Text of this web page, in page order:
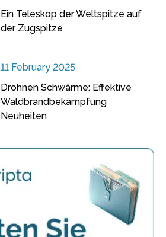
Ein Teleskop der Weltspitze auf
der Zugspitze
11 February 2025
Drohnen Schwärme: Effektive
Waldbrandbekämpfung
Neuheiten